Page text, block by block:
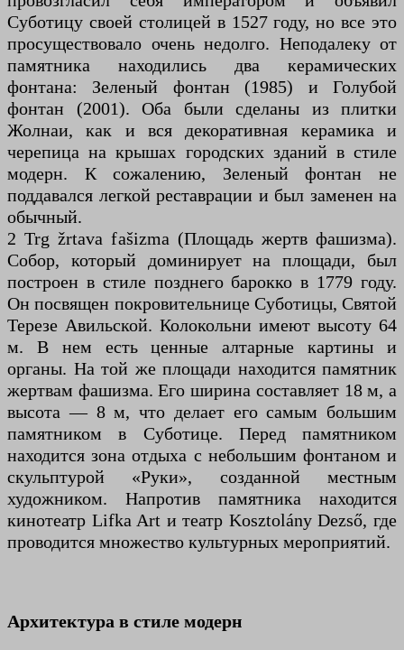
Суботицу своей столицей в 1527 году, но все это
просуществовало очень недолго. Неподалеку от
памятника находились два керамических
фонтана: Зеленый фонтан (1985) и Голубой
фонтан (2001). Оба были сделаны из плитки
Жолнаи, как и вся декоративная керамика и
черепица на крышах городских зданий в стиле
модерн. К сожалению, Зеленый фонтан не
поддавался легкой реставрации и был заменен на
обычный.
2 Trg žrtava fašizma (Площадь жертв фашизма).
Собор, который доминирует на площади, был
построен в стиле позднего барокко в 1779 году.
Он посвящен покровительнице Суботицы, Святой
Терезе Авильской. Колокольни имеют высоту 64
м. В нем есть ценные алтарные картины и
органы. На той же площади находится памятник
жертвам фашизма. Его ширина составляет 18 м, а
высота — 8 м, что делает его самым большим
памятником в Суботице. Перед памятником
находится зона отдыха с небольшим фонтаном и
скульптурой «Руки», созданной местным
художником. Напротив памятника находится
кинотеатр Lifka Art и театр Kosztolány Dezső, где
проводится множество культурных мероприятий.
Архитектура в стиле модерн